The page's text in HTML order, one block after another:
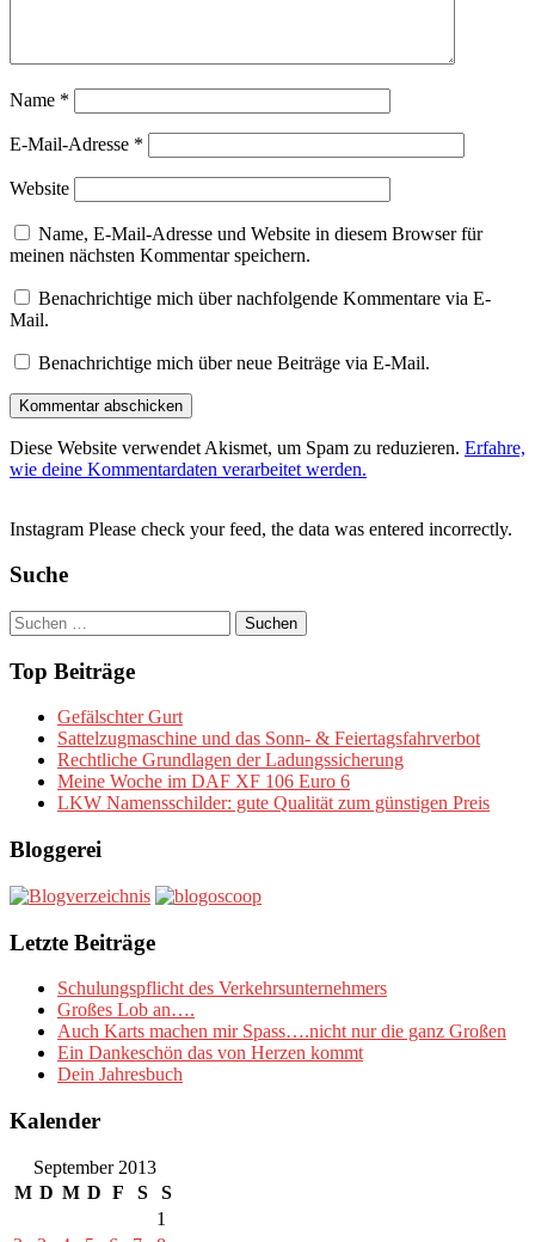
Name *
E-Mail-Adresse *
Website
Name, E-Mail-Adresse und Website in diesem Browser für
meinen nächsten Kommentar speichern.
Benachrichtige mich über nachfolgende Kommentare via E-
Mail.
Benachrichtige mich über neue Beiträge via E-Mail.
Diese Website verwendet Akismet, um Spam zu reduzieren. Erfahre,
wie deine Kommentardaten verarbeitet werden.
Instagram Please check your feed, the data was entered incorrectly.
Suche
Suchen
nach:
Top Beiträge
Gefälschter Gurt
Sattelzugmaschine und das Sonn- & Feiertagsfahrverbot
Rechtliche Grundlagen der Ladungssicherung
Meine Woche im DAF XF 106 Euro 6
LKW Namensschilder: gute Qualität zum günstigen Preis
Bloggerei
Letzte Beiträge
Schulungspflicht des Verkehrsunternehmers
Großes Lob an….
Auch Karts machen mir Spass….nicht nur die ganz Großen
Ein Dankeschön das von Herzen kommt
Dein Jahresbuch
Kalender
September 2013
M D M D F S
S
1